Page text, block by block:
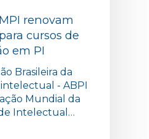
renovam
cursos de
em PI
Brasileira da
- ABPI
Mundial da
Intelectual…